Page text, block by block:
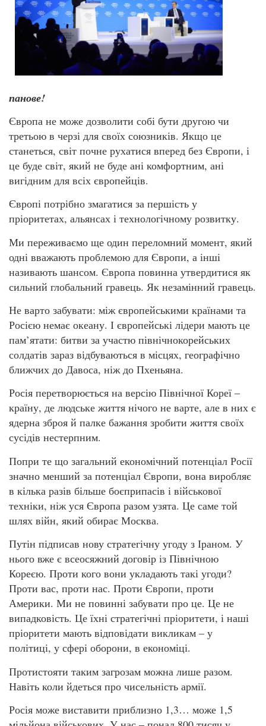
панове!
Європа не може дозволити собі бути другою чи
третьою в черзі для своїх союзників. Якщо це
станеться, світ почне рухатися вперед без Європи, і
це буде світ, який не буде ані комфортним, ані
вигідним для всіх європейців.
Європі потрібно змагатися за першість у
пріоритетах, альянсах і технологічному розвитку.
Ми переживаємо ще один переломний момент, який
одні вважають проблемою для Європи, а інші
називають шансом. Європа повинна утвердитися як
сильний глобальний гравець. Як незамінний гравець.
Не варто забувати: між європейськими країнами та
Росією немає океану. І європейські лідери мають це
пам’ятати: битви за участю північнокорейських
солдатів зараз відбуваються в місцях, географічно
ближчих до Давоса, ніж до Пхеньяна.
Росія перетворюється на версію Північної Кореї –
країну, де людське життя нічого не варте, але в них є
ядерна зброя й палке бажання зробити життя своїх
сусідів нестерпним.
Попри те що загальний економічний потенціал Росії
значно менший за потенціал Європи, вона виробляє
в кілька разів більше боєприпасів і військової
техніки, ніж уся Європа разом узята. Це саме той
шлях війн, який обирає Москва.
Путін підписав нову стратегічну угоду з Іраном. У
нього вже є всеосяжний договір із Північною
Кореєю. Проти кого вони укладають такі угоди?
Проти вас, проти нас. Проти Європи, проти
Америки. Ми не повинні забувати про це. Це не
випадковість. Це їхні стратегічні пріоритети, і наші
пріоритети мають відповідати викликам – у
політиці, у сфері оборони, в економіці.
Протистояти таким загрозам можна лише разом.
Навіть коли йдеться про чисельність армії.
Росія може виставити приблизно 1,3… може 1,5